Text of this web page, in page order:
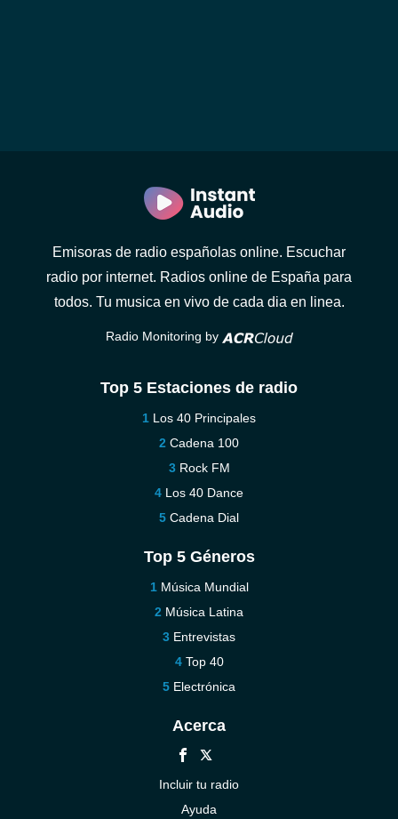
Emisoras de radio españolas online. Escuchar
radio por internet. Radios online de España para
todos. Tu musica en vivo de cada dia en linea.
Radio Monitoring by
Top 5 Estaciones de radio
Los 40 Principales
Cadena 100
Rock FM
Los 40 Dance
Cadena Dial
Top 5 Géneros
Música Mundial
Música Latina
Entrevistas
Top 40
Electrónica
Acerca
Incluir tu radio
Ayuda